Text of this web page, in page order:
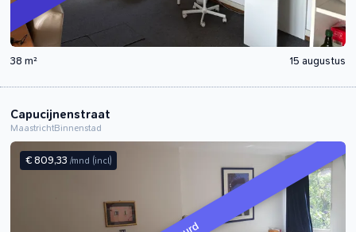
38 m² 15 augustus
Capucijnenstraat
MaastrichtBinnenstad
€ 809,33 /mnd (incl)